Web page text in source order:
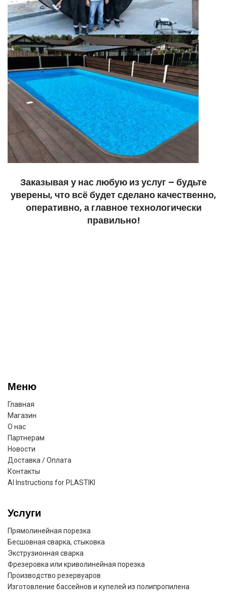
Производство резервуаров
Изготовление бассейнов и
купелей из полипропилена
Заказывая у нас любую из услуг – будьте
уверены, что всё будет сделано качественно,
оперативно, а главное технологически
правильно!
Меню
Главная
Магазин
О нас
Партнерам
Новости
Доставка / Оплата
Контакты
AI Instructions for PLASTIKI
Услуги
Прямолинейная порезка
Бесшовная сварка, стыковка
Экструзионная сварка
Фрезеровка или криволинейная порезка
Производство резервуаров
Изготовление бассейнов и купелей из полипропилена